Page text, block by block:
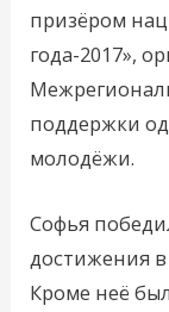
призёром
года-2017»,
поддержки
молодёжи.
Софья
достижения
Кроме неё